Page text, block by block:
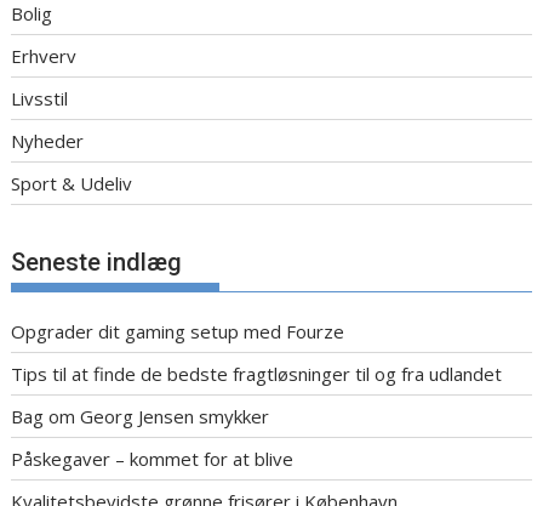
Bolig
Erhverv
Livsstil
Nyheder
Sport & Udeliv
Seneste indlæg
Opgrader dit gaming setup med Fourze
Tips til at finde de bedste fragtløsninger til og fra udlandet
Bag om Georg Jensen smykker
Påskegaver – kommet for at blive
Kvalitetsbevidste grønne frisører i København